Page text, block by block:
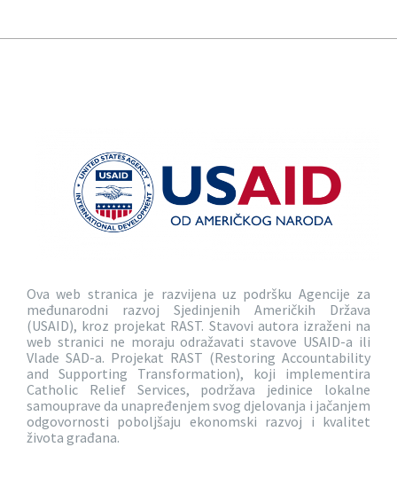
Ova web stranica je razvijena uz podršku Agencije za
međunarodni razvoj Sjedinjenih Američkih Država
(USAID), kroz projekat RAST. Stavovi autora izraženi na
web stranici ne moraju odražavati stavove USAID-a ili
Vlade SAD-a. Projekat RAST (Restoring Accountability
and Supporting Transformation), koji implementira
Catholic Relief Services, podržava jedinice lokalne
samouprave da unapređenjem svog djelovanja i jačanjem
odgovornosti poboljšaju ekonomski razvoj i kvalitet
života građana.